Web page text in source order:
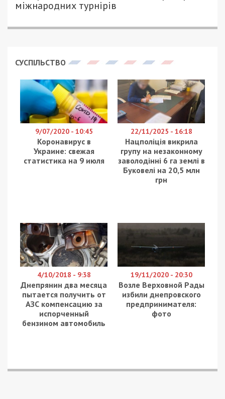
міжнародних турнірів
СУСПІЛЬСТВО
9/07/2020 - 10:45
Коронавирус в
Украине: свежая
статистика на 9 июля
22/11/2025 - 16:18
Нацполіція викрила
групу на незаконному
заволодінні 6 га землі в
Буковелі на 20,5 млн
грн
4/10/2018 - 9:38
Днепрянин два месяца
пытается получить от
АЗС компенсацию за
испорченный
бензином автомобиль
19/11/2020 - 20:30
Возле Верховной Рады
избили днепровского
предпринимателя:
фото